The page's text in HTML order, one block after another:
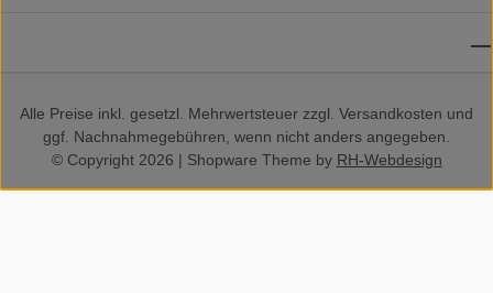
Alle Preise inkl. gesetzl. Mehrwertsteuer zzgl. Versandkosten und
ggf. Nachnahmegebühren, wenn nicht anders angegeben.
© Copyright 2026 | Shopware Theme by RH-Webdesign